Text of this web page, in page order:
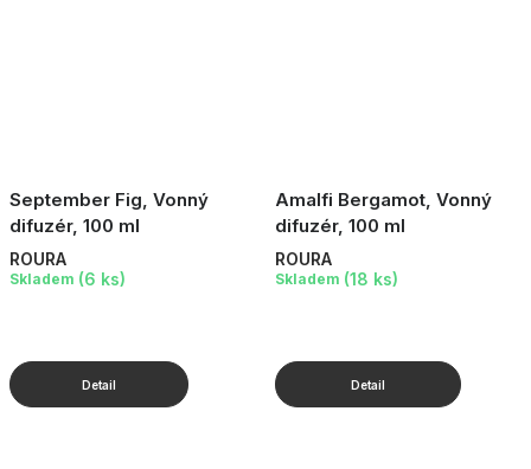
September Fig, Vonný
difuzér, 100 ml
ROURA
Skladem (6 ks)
Amalfi Bergamot, Vonný
difuzér, 100 ml
ROURA
Skladem (18 ks)